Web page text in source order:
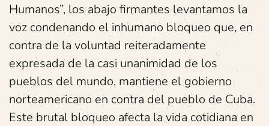
Humanos”, los abajo firmantes levantamos la
voz condenando el inhumano bloqueo que, en
contra de la voluntad reiteradamente
expresada de la casi unanimidad de los
pueblos del mundo, mantiene el gobierno
norteamericano en contra del pueblo de Cuba.
Este brutal bloqueo afecta la vida cotidiana en